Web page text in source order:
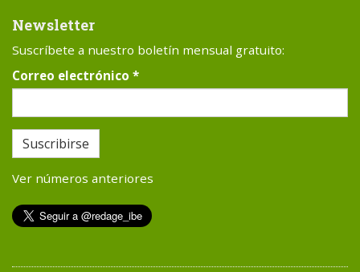
Newsletter
Suscríbete a nuestro boletín mensual gratuito:
Correo electrónico *
Suscribirse
Ver números anteriores